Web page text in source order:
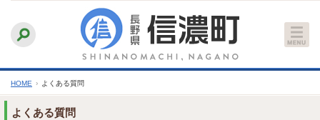
文
へ
ふりがなをつける
文字サイズ
縮小 標準 拡大
HOME › よくある質問
よくある質問